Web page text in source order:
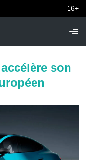
16+
son